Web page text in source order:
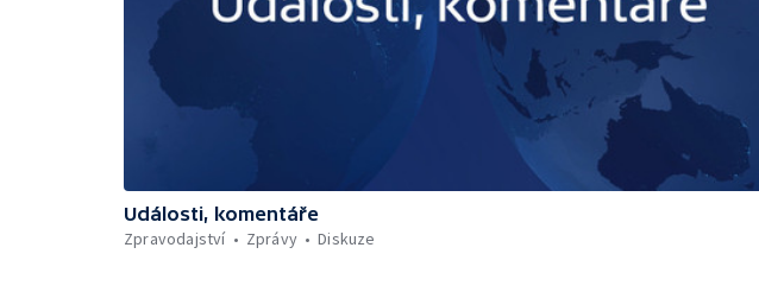
Události, komentáře
Zpravodajství
Zprávy Diskuze